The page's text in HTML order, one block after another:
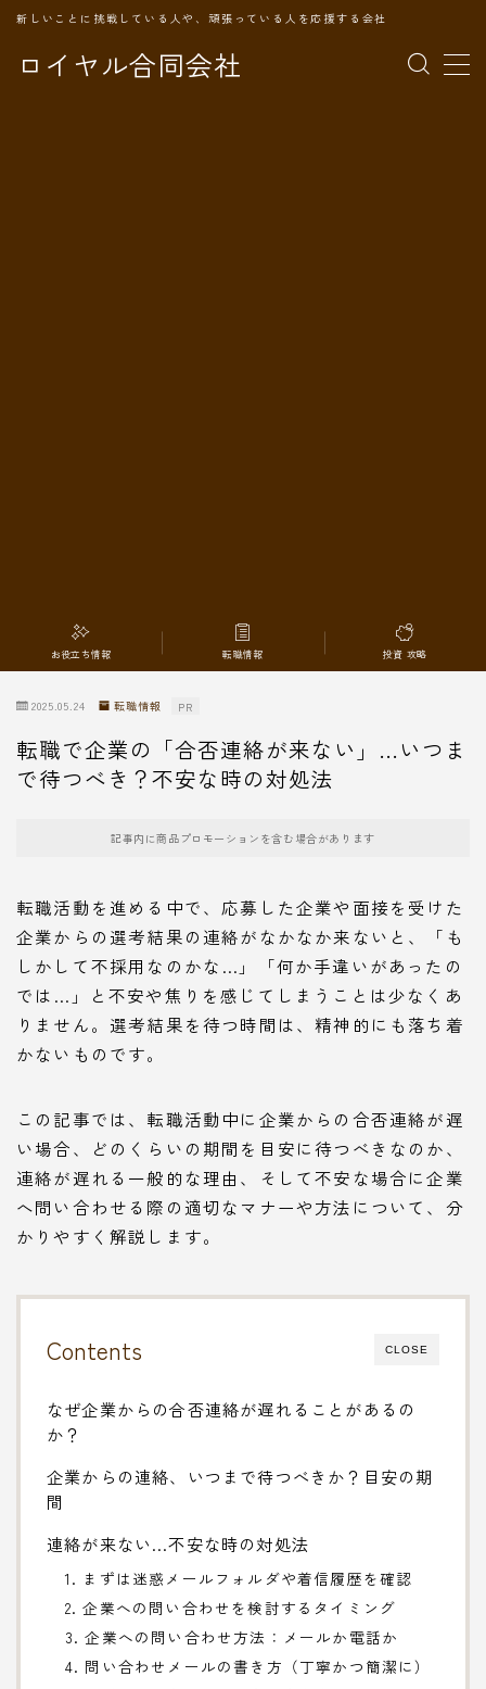
ロイヤル合同会社
新しいことに挑戦している人や、頑張っている人を応援する会社
MENU
お役立ち情報 転職情報 投資 攻略
2025.05.24 転職情報 PR
転職で企業の「合否連絡が来ない」…いつま
で待つべき？不安な時の対処法
記事内に商品プロモーションを含む場合があります
転職活動を進める中で、応募した企業や面接を受けた
企業からの選考結果の連絡がなかなか来ないと、「も
しかして不採用なのかな…」「何か手違いがあったの
では…」と不安や焦りを感じてしまうことは少なくあ
りません。選考結果を待つ時間は、精神的にも落ち着
かないものです。
この記事では、転職活動中に企業からの合否連絡が遅
い場合、どのくらいの期間を目安に待つべきなのか、
連絡が遅れる一般的な理由、そして不安な場合に企業
へ問い合わせる際の適切なマナーや方法について、分
かりやすく解説します。
CLOSE
Contents
なぜ企業からの合否連絡が遅れることがあるの
か？
企業からの連絡、いつまで待つべきか？目安の期
間
連絡が来ない…不安な時の対処法
1. まずは迷惑メールフォルダや着信履歴を確認
2. 企業への問い合わせを検討するタイミング
3. 企業への問い合わせ方法：メールか電話か
4. 問い合わせメールの書き方（丁寧かつ簡潔に）